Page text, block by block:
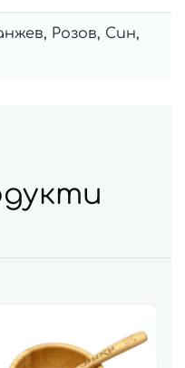
Розов, Син,